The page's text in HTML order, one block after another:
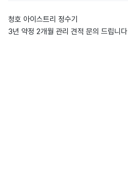
청호 아이스트리 정수기
3년 약정 2개월 관리 견적 문의 드립니다